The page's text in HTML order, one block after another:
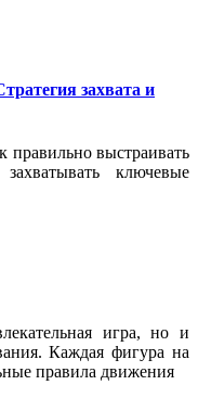
захвата и
правильно выстраивать
ключевые
игра, но и
Каждая фигура на
правила движения